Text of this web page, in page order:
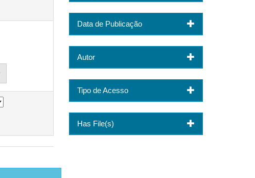
Data de Publicação
Autor
Tipo de Acesso
Has File(s)